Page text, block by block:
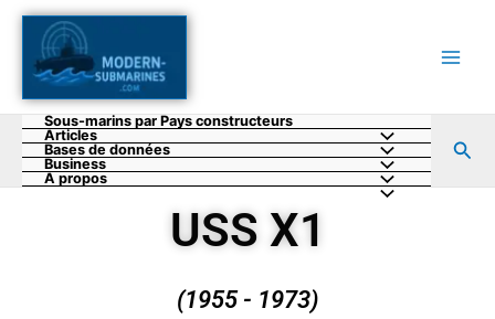
Aller
contenu
Sous-marins par Pays constructeurs
Articles
Bases de données
Business
A propos
USS X1
(1955 - 1973)